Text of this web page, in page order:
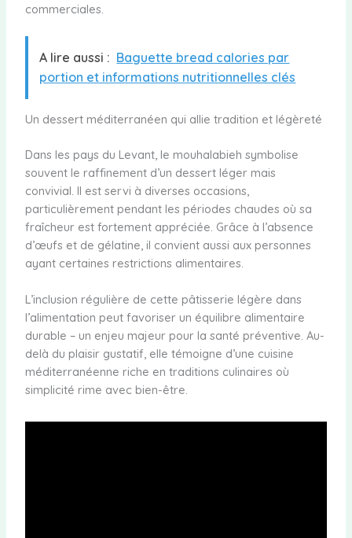
commerciales.
A lire aussi : Baguette bread calories par
portion et informations nutritionnelles clés
Un dessert méditerranéen qui allie tradition et légèreté
Dans les pays du Levant, le mouhalabieh symbolise
souvent le raffinement d’un dessert léger mais
convivial. Il est servi à diverses occasions,
particulièrement pendant les périodes chaudes où sa
fraîcheur est fortement appréciée. Grâce à l’absence
d’œufs et de gélatine, il convient aussi aux personnes
ayant certaines restrictions alimentaires.
L’inclusion régulière de cette pâtisserie légère dans
l’alimentation peut favoriser un équilibre alimentaire
durable – un enjeu majeur pour la santé préventive. Au-
delà du plaisir gustatif, elle témoigne d’une cuisine
méditerranéenne riche en traditions culinaires où
simplicité rime avec bien-être.